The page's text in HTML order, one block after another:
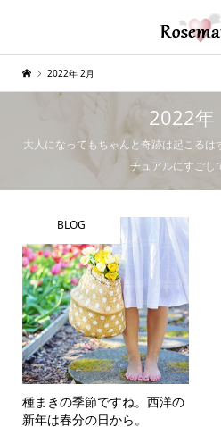
2022年 2月
2022年
大人になってもちゃんと奇跡は起こるは
チュアルにすごし
BLOG
種まきの季節ですね。西洋の
新年は春分の日から。